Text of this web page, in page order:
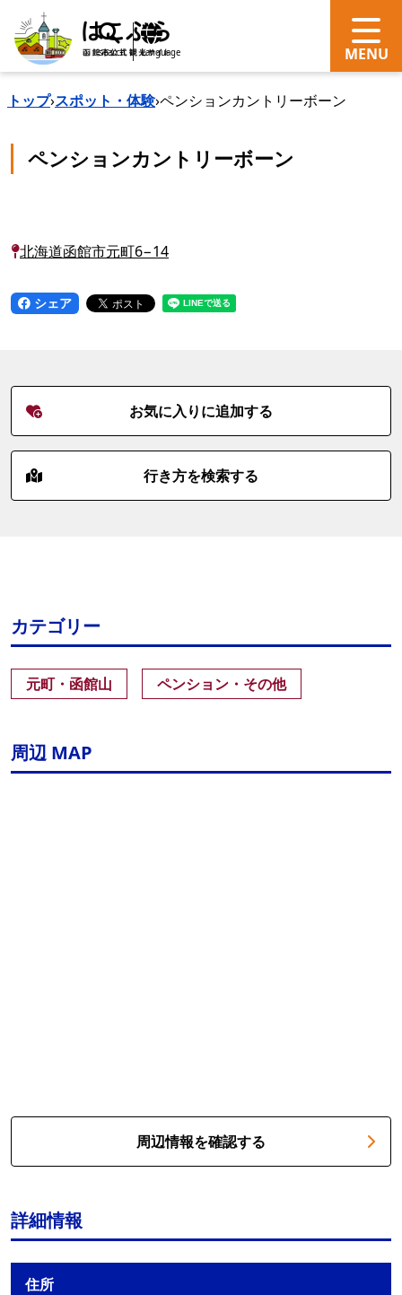
search Language
トップ›スポット・体験›ペンションカントリーボーン
ペンションカントリーボーン
北海道函館市元町6−14
シェア
お気に入りに追加する
行き方を検索する
カテゴリー
元町・函館山 ペンション・その他
周辺 MAP
周辺情報を確認する
詳細情報
住所